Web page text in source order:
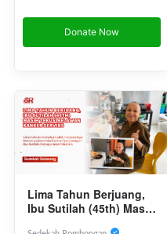
Donate Now
Lima Tahun Berjuang,
Ibu Sutilah (45th) Masih